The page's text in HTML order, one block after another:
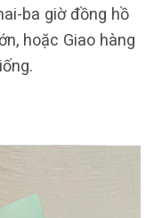
ba giờ đồng hồ
hoặc Giao hàng